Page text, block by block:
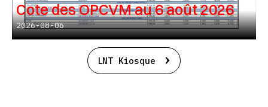
Cote des OPCVM au 6 août 2026
2026-08-06
LNT Kiosque